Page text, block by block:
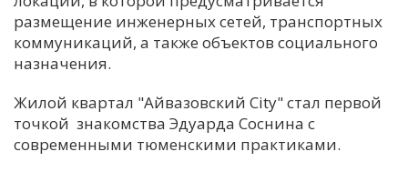
размещение инженерных сетей, транспортных
коммуникаций, а также объектов социального
назначения.
Жилой квартал "Айвазовский City" стал первой
точкой знакомства Эдуарда Соснина с
современными тюменскими практиками.